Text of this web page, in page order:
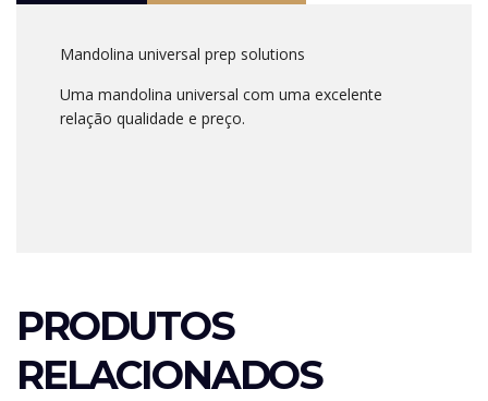
Mandolina universal prep solutions
Uma mandolina universal com uma excelente
relação qualidade e preço.
PRODUTOS
RELACIONADOS